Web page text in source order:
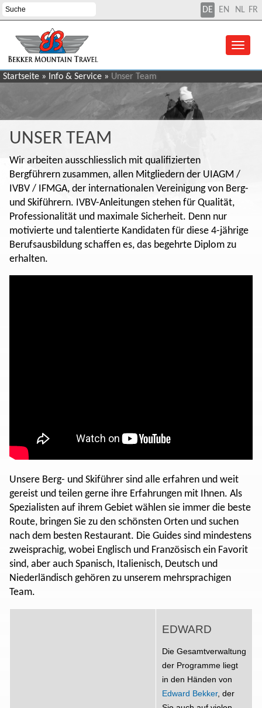
DE EN FR
NL
Startseite » Info & Service » Unser Team
UNSER TEAM
Wir arbeiten ausschliesslich mit qualifizierten
Bergführern zusammen, allen Mitgliedern der UIAGM /
IVBV / IFMGA, der internationalen Vereinigung von Berg-
und Skiführern. IVBV-Anleitungen stehen für Qualität,
Professionalität und maximale Sicherheit. Denn nur
motivierte und talentierte Kandidaten für diese 4-jährige
Berufsausbildung schaffen es, das begehrte Diplom zu
erhalten.
Unsere Berg- und Skiführer sind alle erfahren und weit
gereist und teilen gerne ihre Erfahrungen mit Ihnen. Als
Spezialisten auf ihrem Gebiet wählen sie immer die beste
Route, bringen Sie zu den schönsten Orten und suchen
nach dem besten Restaurant. Die Guides sind mindestens
zweisprachig, wobei Englisch und Französisch ein Favorit
sind, aber auch Spanisch, Italienisch, Deutsch und
Niederländisch gehören zu unserem mehrsprachigen
Team.
EDWARD
Die Gesamtverwaltung
der Programme liegt
in den Händen von
Edward Bekker, der